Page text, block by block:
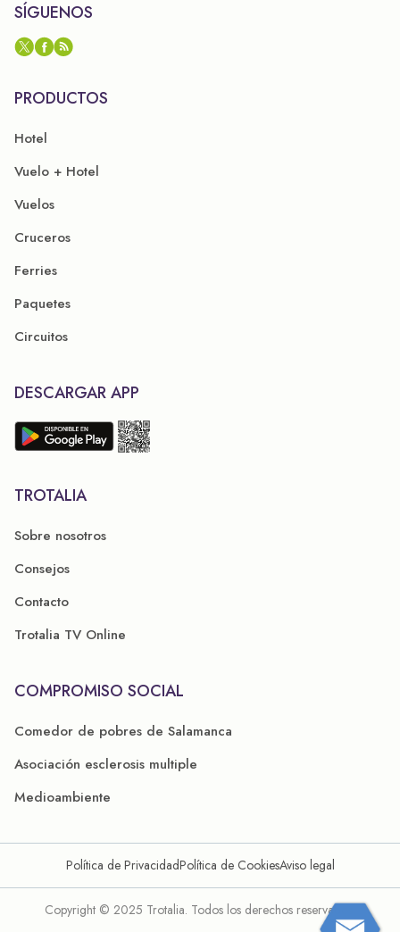
SÍGUENOS
PRODUCTOS
Hotel
Vuelo + Hotel
Vuelos
Cruceros
Ferries
Paquetes
Circuitos
DESCARGAR APP
TROTALIA
Sobre nosotros
Consejos
Contacto
Trotalia TV Online
COMPROMISO SOCIAL
Comedor de pobres de Salamanca
Asociación esclerosis multiple
Medioambiente
Política de PrivacidadPolítica de CookiesAviso legal
Copyright © 2025 Trotalia. Todos los derechos reservados.